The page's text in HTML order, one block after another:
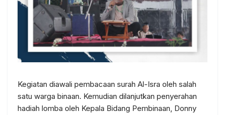
Kegiatan diawali pembacaan surah Al-Isra oleh salah
satu warga binaan. Kemudian dilanjutkan penyerahan
hadiah lomba oleh Kepala Bidang Pembinaan, Donny